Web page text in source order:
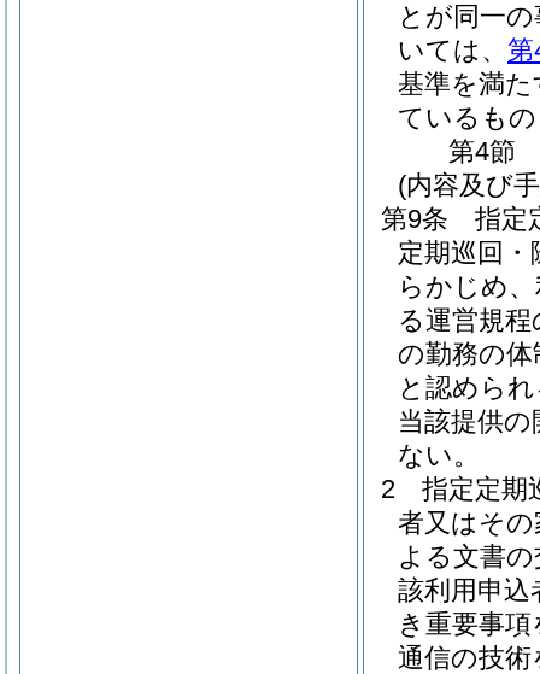
とが同一
いては、 第
基準を満
ているも
第4節
(内容及び
第9条
指定
定期巡回
らかじめ
る運営規
の勤務の
と認めら
当該提供
ない。
2
指定定期
者又はそ
よる文書
該利用申
き重要事
通信の技